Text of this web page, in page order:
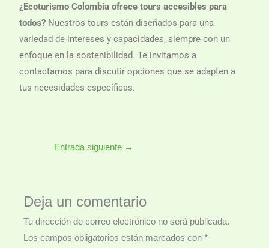
¿Ecoturismo Colombia ofrece tours accesibles para
todos? Nuestros tours están diseñados para una
variedad de intereses y capacidades, siempre con un
enfoque en la sostenibilidad. Te invitamos a
contactarnos para discutir opciones que se adapten a
tus necesidades específicas.
Entrada siguiente →
Deja un comentario
Tu dirección de correo electrónico no será publicada.
Los campos obligatorios están marcados con*